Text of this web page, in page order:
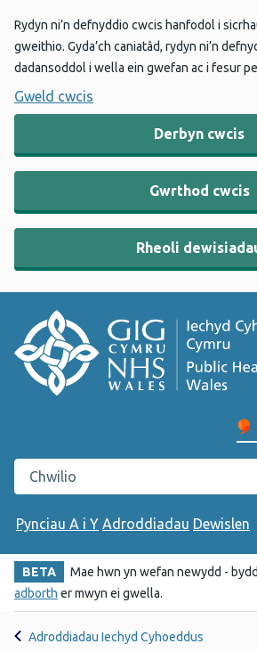
Rydyn ni’n defnyddio cwcis hanfodol i
gweithio. Gyda’ch caniatâd, rydyn ni’n
dadansoddol i wella ein gwefan ac i fesur
Gweld cwcis
Derbyn cwcis
Gwrthod cwcis
Rheoli
Chwilio gwefan Iechyd Cyhoeddus
Pynciau A i Y Adroddiadau Dewislen
BETA
Mae hwn yn wefan newydd -
adborth er mwyn ei gwella.
Adroddiadau Iechyd Cyhoeddus